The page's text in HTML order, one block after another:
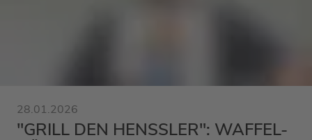
28.01.2026
"GRILL DEN HENSSLER": WAFFEL-